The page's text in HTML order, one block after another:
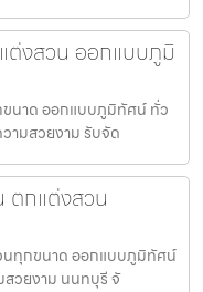
งสวน ออกแบบภูมิ
นาด ออกแบบภูมิทัศน์ ทั่ว
ามสวยงาม รับจัด
ตกแต่งสวน
นทุกขนาด ออกแบบภูมิทัศน์
สวยงาม นนทบุรี จั